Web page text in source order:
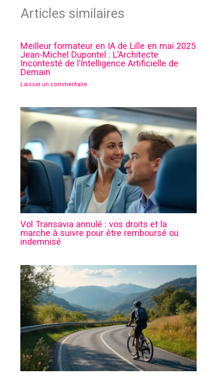
Articles similaires
Meilleur formateur en IA de Lille en mai 2025
Jean-Michel Dupontel : L’Architecte
Incontesté de l’Intelligence Artificielle de
Demain
Laisser un commentaire
Vol Transavia annulé : vos droits et la
marche à suivre pour être remboursé ou
indemnisé